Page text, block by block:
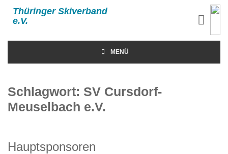
Thüringer Skiverband
e.V.
MENÜ
Schlagwort: SV Cursdorf-
Meuselbach e.V.
Hauptsponsoren